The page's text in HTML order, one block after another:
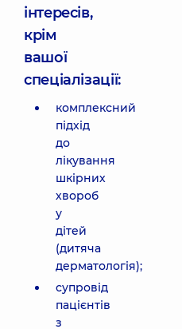
інтересів,
крім
вашої
спеціалізації:
комплексний
підхід
до
лікування
шкірних
хвороб
у
дітей
(дитяча
дерматологія);
супровід
пацієнтів
з